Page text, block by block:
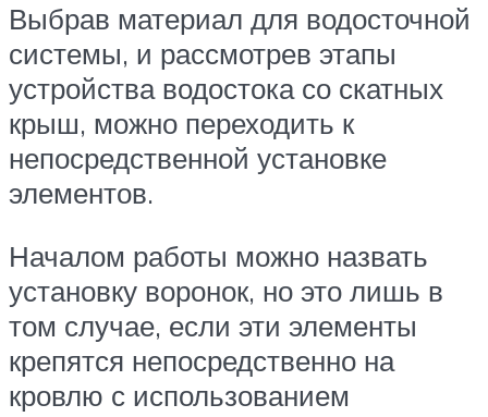
Выбрав материал для водосточной
системы, и рассмотрев этапы
устройства водостока со скатных
крыш, можно переходить к
непосредственной установке
элементов.
Началом работы можно назвать
установку воронок, но это лишь в
том случае, если эти элементы
крепятся непосредственно на
кровлю с использованием